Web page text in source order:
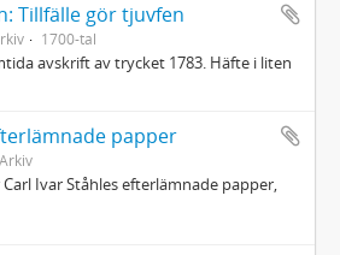
Tillfälle gör tjuvfen
1700-tal
avskrift av trycket 1783. Häfte i liten
papper
Arkiv
Ivar Ståhles efterlämnade papper,